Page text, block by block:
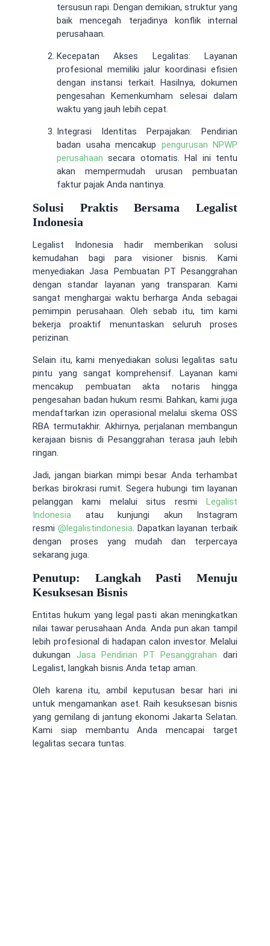
tersusun rapi. Dengan demikian, struktur yang
baik mencegah terjadinya konflik internal
perusahaan.
Kecepatan Akses Legalitas: Layanan
profesional memiliki jalur koordinasi efisien
dengan instansi terkait. Hasilnya, dokumen
pengesahan Kemenkumham selesai dalam
waktu yang jauh lebih cepat.
Integrasi Identitas Perpajakan: Pendirian
badan usaha mencakup pengurusan NPWP
perusahaan secara otomatis. Hal ini tentu
akan mempermudah urusan pembuatan
faktur pajak Anda nantinya.
Solusi Praktis Bersama Legalist
Indonesia
Legalist Indonesia hadir memberikan solusi
kemudahan bagi para visioner bisnis. Kami
menyediakan Jasa Pembuatan PT Pesanggrahan
dengan standar layanan yang transparan. Kami
sangat menghargai waktu berharga Anda sebagai
pemimpin perusahaan. Oleh sebab itu, tim kami
bekerja proaktif menuntaskan seluruh proses
perizinan.
Selain itu, kami menyediakan solusi legalitas satu
pintu yang sangat komprehensif. Layanan kami
mencakup pembuatan akta notaris hingga
pengesahan badan hukum resmi. Bahkan, kami juga
mendaftarkan izin operasional melalui skema OSS
RBA termutakhir. Akhirnya, perjalanan membangun
kerajaan bisnis di Pesanggrahan terasa jauh lebih
ringan.
Jadi, jangan biarkan mimpi besar Anda terhambat
berkas birokrasi rumit. Segera hubungi tim layanan
pelanggan kami melalui situs resmi Legalist
Indonesia atau kunjungi akun Instagram
resmi @legalistindonesia . Dapatkan layanan terbaik
dengan proses yang mudah dan terpercaya
sekarang juga.
Penutup: Langkah Pasti Menuju
Kesuksesan Bisnis
Entitas hukum yang legal pasti akan meningkatkan
nilai tawar perusahaan Anda. Anda pun akan tampil
lebih profesional di hadapan calon investor. Melalui
dukungan Jasa Pendirian PT Pesanggrahan dari
Legalist, langkah bisnis Anda tetap aman.
Oleh karena itu, ambil keputusan besar hari ini
untuk mengamankan aset. Raih kesuksesan bisnis
yang gemilang di jantung ekonomi Jakarta Selatan.
Kami siap membantu Anda mencapai target
legalitas secara tuntas.